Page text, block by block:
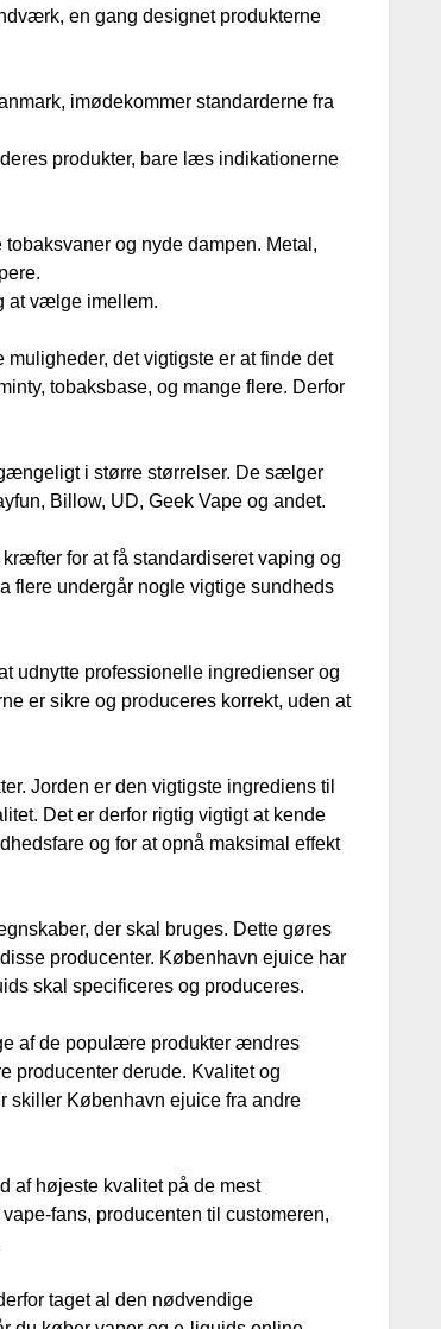
en gang designet produkterne
imødekommer standarderne fra
produkter, bare læs indikationerne
og nyde dampen. Metal,
at vælge imellem.
det vigtigste er at finde det
tobaksbase, og mange flere. Derfor
i større størrelser. De sælger
Billow, UD, Geek Vape og andet.
for at få standardiseret vaping og
flere undergår nogle vigtige sundheds
udnytte professionelle ingredienser og
er sikre og produceres korrekt, uden at
Jorden er den vigtigste ingrediens til
Det er derfor rigtig vigtigt at kende
og for at opnå maksimal effekt
der skal bruges. Dette gøres
producenter. København ejuice har
skal specificeres og produceres.
af de populære produkter ændres
producenter derude. Kvalitet og
skiller København ejuice fra andre
af højeste kvalitet på de mest
fans, producenten til customeren,
taget al den nødvendige